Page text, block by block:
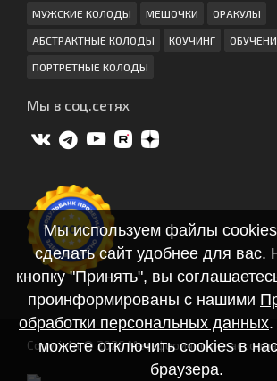
МУЖСКИЕ КОЛОДЫ МЕШОЧКИ ОРАКУЛЫ
АБСТРАКТНЫЕ КОЛОДЫ КОУЧИНГ
ПОРТРЕТНЫЕ КОЛОДЫ
Мы в соц.сетях
Copyright © 2026 Метафорические
Мы используем файлы
сделать сайт удобнее для вас.
кнопку "Принять", вы
проинформированы с нашими
обработки персональных данных
можете отключить cookies в
браузера.